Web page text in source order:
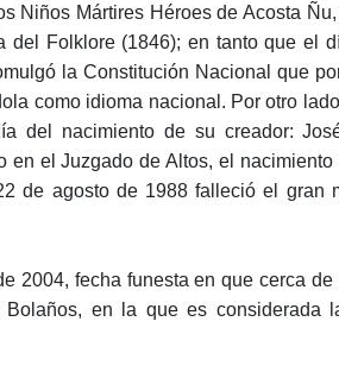
Niños Mártires Héroes de Acosta
Folklore (1846); en tanto que el
la Constitución Nacional que
como idioma nacional. Por otro
del nacimiento de su creador:
el Juzgado de Altos, el
de agosto de 1988 falleció el gran
2004, fecha funesta en que cerca
en la que es considerada